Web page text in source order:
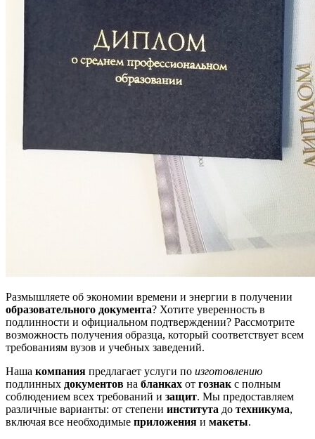
Размышляете об экономии времени и энергии в получении
образовательного документа? Хотите уверенность в
подлинности и официальном подтверждении? Рассмотрите
возможность получения образца, который соответствует всем
требованиям вузов и учебных заведений.
Наша компания предлагает услуги по изготовлению
подлинных документов на бланках от гознак с полным
соблюдением всех требований и защит. Мы предоставляем
различные варианты: от степени института до техникума,
включая все необходимые приложения и макеты.